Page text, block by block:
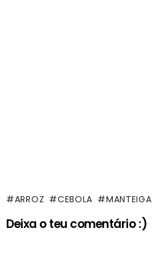
ARROZ CEBOLA MANTEIGA
Deixa o teu comentário :)